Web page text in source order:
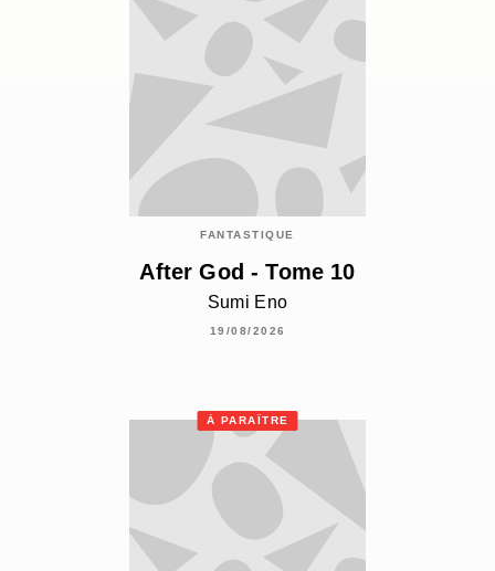
FANTASTIQUE
After God - Tome 10
Sumi Eno
19/08/2026
À PARAÎTRE